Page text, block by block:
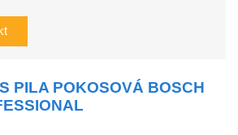
PILA POKOSOVÁ BOSCH